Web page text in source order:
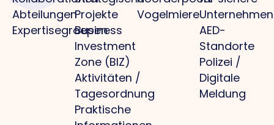
Abteilungen
Expertisegroepen
Projekte
Business
Investment
Zone (BIZ)
Aktivitäten /
Tagesordnung
Praktische
VogelmiereUnternehmen
AED-
Standorte
Polizei /
Digitale
Meldung